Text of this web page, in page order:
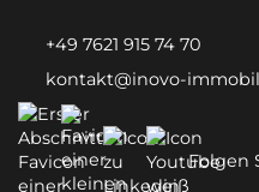
+49 7621 915 74 70
kontakt@inovo-
Folgen